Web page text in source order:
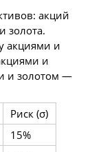
акций
золота.
акциями и
и
и золотом —
Риск (σ)
15%